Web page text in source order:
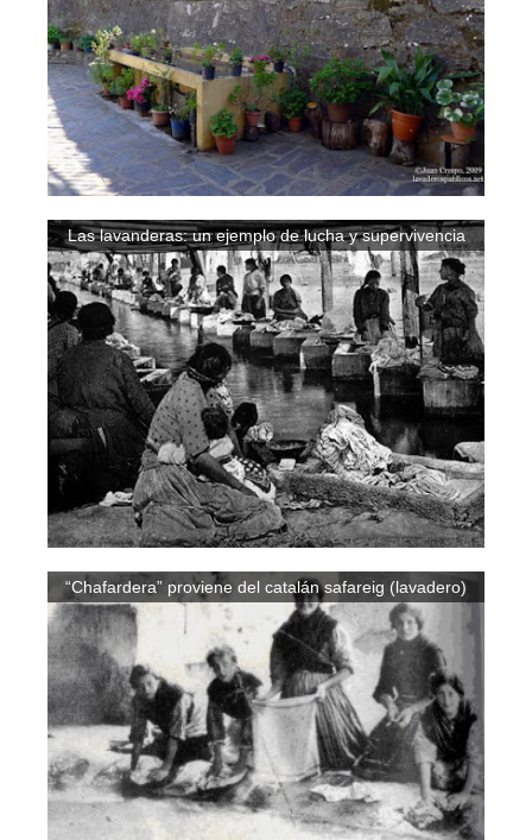
Las lavanderas: un ejemplo de lucha y supervivencia
“Chafardera” proviene del catalán safareig (lavadero)